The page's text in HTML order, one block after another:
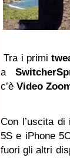
Tra i primi
a
c’è Video
Con l’uscita
5S e iPhone
fuori gli altri